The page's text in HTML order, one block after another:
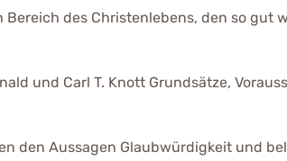
des Christenlebens, den so gut
und Carl T. Knott Grundsätze,
den Aussagen Glaubwürdigkeit und